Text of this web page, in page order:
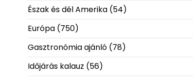
Észak és dél Amerika(54)
Európa(750)
Gasztronómia ajánló(78)
Időjárás kalauz (56)